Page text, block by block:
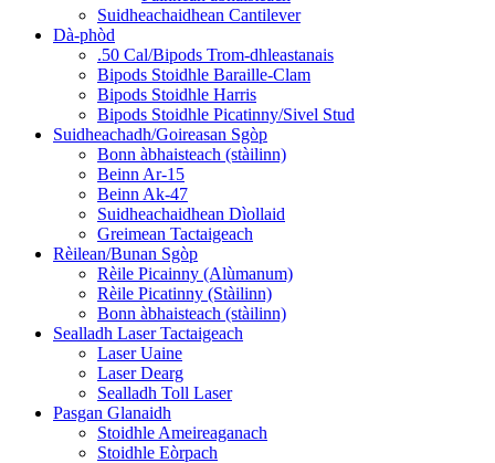
Suidheachaidhean Cantilever
Dà-phòd
.50 Cal/Bipods Trom-dhleastanais
Bipods Stoidhle Baraille-Clam
Bipods Stoidhle Harris
Bipods Stoidhle Picatinny/Sivel Stud
Suidheachadh/Goireasan Sgòp
Bonn àbhaisteach (stàilinn)
Beinn Ar-15
Beinn Ak-47
Suidheachaidhean Dìollaid
Greimean Tactaigeach
Rèilean/Bunan Sgòp
Rèile Picainny (Alùmanum)
Rèile Picatinny (Stàilinn)
Bonn àbhaisteach (stàilinn)
Sealladh Laser Tactaigeach
Laser Uaine
Laser Dearg
Sealladh Toll Laser
Pasgan Glanaidh
Stoidhle Ameireaganach
Stoidhle Eòrpach